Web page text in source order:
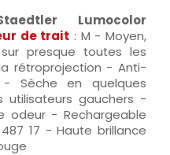
Lumocolor
de trait : M - Moyen,
presque toutes les
rétroprojection - Anti-
Sèche en quelques
gauchers -
odeur - Rechargeable
17 - Haute brillance